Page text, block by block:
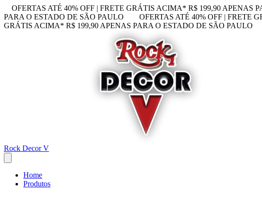
OFERTAS ATÉ 40% OFF | FRETE GRÁTIS ACIMA* R$ 199,90 APENAS
PARA O ESTADO DE SÃO PAULO
OFERTAS ATÉ 40% OFF | FRETE
GRÁTIS ACIMA* R$ 199,90 APENAS PARA O ESTADO DE SÃO PAULO
Rock Decor V
Home
Produtos